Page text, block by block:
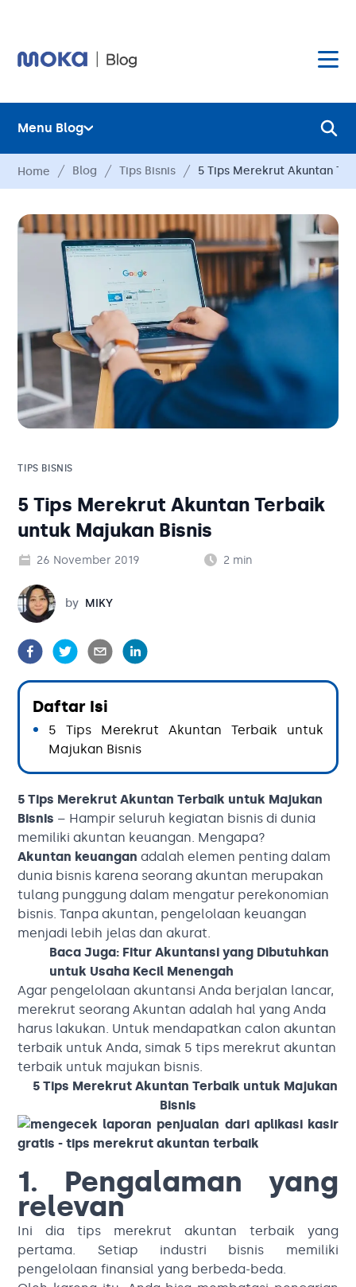
Layanan
Hardware
Harga
Hubungi Kami
Solusi Bisnis
Tambahan
Menu Blog
Layanan
Hardware
Harga
Hubungi Kami
Blog
Solusi Bisnis
Tambahan
Kategori Blog
Home Blog Tips Bisnis 5 Tips Merekrut Akuntan
TIPS BISNIS
5 Tips Merekrut Akuntan Terbaik
untuk Majukan Bisnis
26 November 2019 2 min
Miky
by MIKY
Daftar Isi
5 Tips Merekrut Akuntan Terbaik untuk
Majukan Bisnis
5 Tips Merekrut Akuntan Terbaik untuk Majukan
Bisnis – Hampir seluruh kegiatan bisnis di dunia
memiliki akuntan keuangan. Mengapa?
Akuntan keuangan adalah elemen penting dalam
dunia bisnis karena seorang akuntan merupakan
tulang punggung dalam mengatur perekonomian
bisnis. Tanpa akuntan, pengelolaan keuangan
menjadi lebih jelas dan akurat.
Baca Juga: Fitur Akuntansi yang Dibutuhkan
untuk Usaha Kecil Menengah
Agar pengelolaan akuntansi Anda berjalan lancar,
merekrut seorang Akuntan adalah hal yang Anda
harus lakukan. Untuk mendapatkan calon akuntan
terbaik untuk Anda, simak 5 tips merekrut akuntan
terbaik untuk majukan bisnis.
5 Tips Merekrut Akuntan Terbaik untuk Majukan
Bisnis
1. Pengalaman yang
relevan
Ini dia tips merekrut akuntan terbaik yang
pertama. Setiap industri bisnis memiliki
pengelolaan finansial yang berbeda-beda.